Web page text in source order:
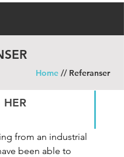
Home // Referanser
HER
from an industrial
been able to